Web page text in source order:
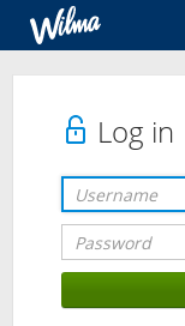
Log in